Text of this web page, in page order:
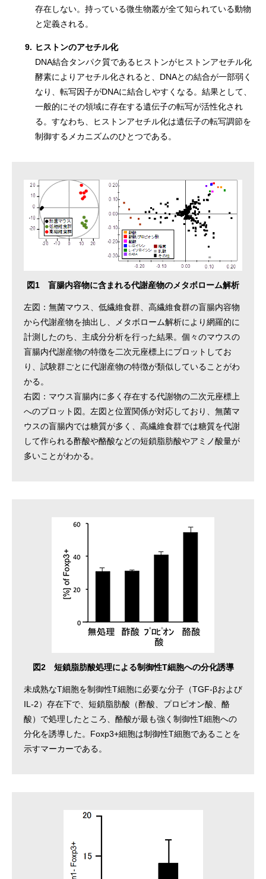
存在しない。持っている微生物叢が全て知られている動物
と定義される。
9. ヒストンのアセチル化
DNA結合タンパク質であるヒストンがヒストンアセチル化
酵素によりアセチル化されると、DNAとの結合が一部弱く
なり、転写因子がDNAに結合しやすくなる。結果として、
一般的にその領域に存在する遺伝子の転写が活性化され
る。すなわち、ヒストンアセチル化は遺伝子の転写調節を
制御するメカニズムのひとつである。
図1 盲腸内容物に含まれる代謝産物のメタボローム解析
左図：無菌マウス、低繊維食群、高繊維食群の盲腸内容物
から代謝産物を抽出し、メタボローム解析により網羅的に
計測したのち、主成分分析を行った結果。個々のマウスの
盲腸内代謝産物の特徴を二次元座標上にプロットしてお
り、試験群ごとに代謝産物の特徴が類似していることがわ
かる。
右図：マウス盲腸内に多く存在する代謝物の二次元座標上
へのプロット図。左図と位置関係が対応しており、無菌マ
ウスの盲腸内では糖質が多く、高繊維食群では糖質を代謝
して作られる酢酸や酪酸などの短鎖脂肪酸やアミノ酸量が
多いことがわかる。
図2 短鎖脂肪酸処理による制御性T細胞への分化誘導
未成熟なT細胞を制御性T細胞に必要な分子（TGF-βおよび
IL-2）存在下で、短鎖脂肪酸（酢酸、プロピオン酸、酪
酸）で処理したところ、酪酸が最も強く制御性T細胞への
分化を誘導した。Foxp3+細胞は制御性T細胞であることを
示すマーカーである。